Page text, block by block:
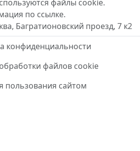
файлы cookie.
по ссылке.
Багратионовский проезд, 7 к2
конфиденциальности
файлов cookie
пользования сайтом